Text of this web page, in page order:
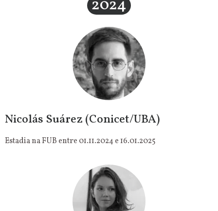
2024
Nicolás Suárez (Conicet/UBA)
Estadia na FUB entre 01.11.2024 e 16.01.2025